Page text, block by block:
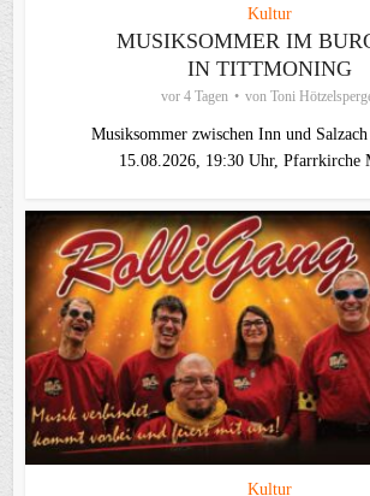
Kultur
MUSIKSOMMER IM
IN TITTMONING
vor 4 Tagen von Toni
Musiksommer zwischen Inn und Salzach
15.08.2026, 19:30 Uhr, Pfarrkirche
Kultur